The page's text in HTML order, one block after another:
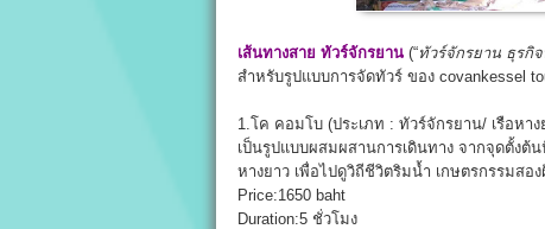
เส้นทางสาย ทัวร์จักรยาน (“ทัวร์จักรยาน ธุรกิ
สำหรับรูปแบบการจัดทัวร์ ของ covankessel
1.โค คอมโบ (ประเภท : ทัวร์จักรยาน/ เรือหาง
เป็นรูปแบบผสมผสานการเดินทาง จากจุดตั้งต้
หางยาว เพื่อไปดูวิถีชีวิตริมน้ำ เกษตรกรรมสอง
Price:1650 baht
Duration:5 ชั่วโมง